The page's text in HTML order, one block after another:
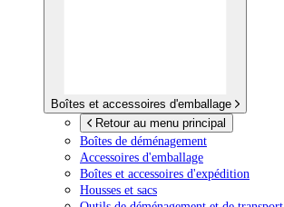
Boîtes et accessoires d'emballage
Retour au menu principal
Boîtes de déménagement
Accessoires d'emballage
Boîtes et accessoires d'expédition
Housses et sacs